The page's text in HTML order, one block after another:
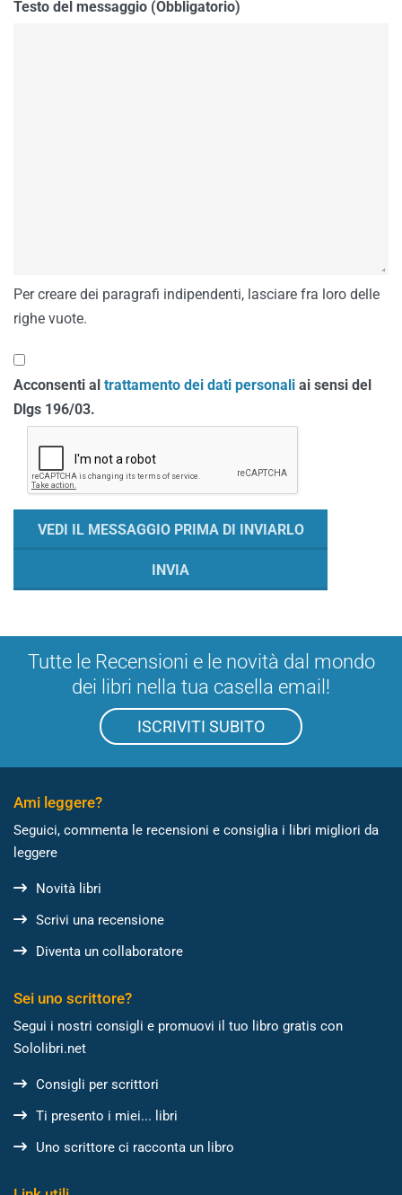
Testo del messaggio (Obbligatorio)
Per creare dei paragrafi indipendenti, lasciare fra loro delle
righe vuote.
Acconsenti al trattamento dei dati personali ai sensi del
Dlgs 196/03.
Tutte le Recensioni e le novità dal mondo
dei libri nella tua casella email!
ISCRIVITI SUBITO
Ami leggere?
Seguici, commenta le recensioni e consiglia i libri migliori da
leggere
Novità libri
Scrivi una recensione
Diventa un collaboratore
Sei uno scrittore?
Segui i nostri consigli e promuovi il tuo libro gratis con
Sololibri.net
Consigli per scrittori
Ti presento i miei... libri
Uno scrittore ci racconta un libro